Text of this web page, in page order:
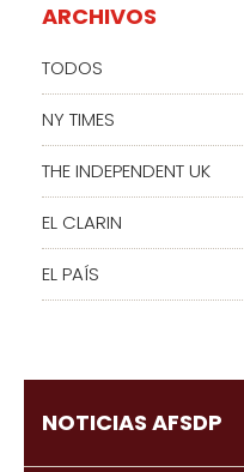
ARCHIVOS
TODOS
NY TIMES
THE INDEPENDENT UK
EL CLARIN
EL PAÍS
NOTICIAS AFSDP